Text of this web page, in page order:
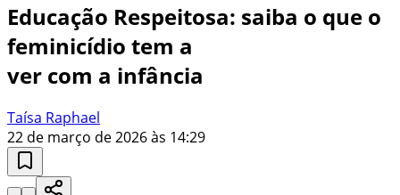
Educação Respeitosa: saiba o que o
feminicídio tem a
ver com a infância
Taísa Raphael
22 de março de 2026 às 14:29